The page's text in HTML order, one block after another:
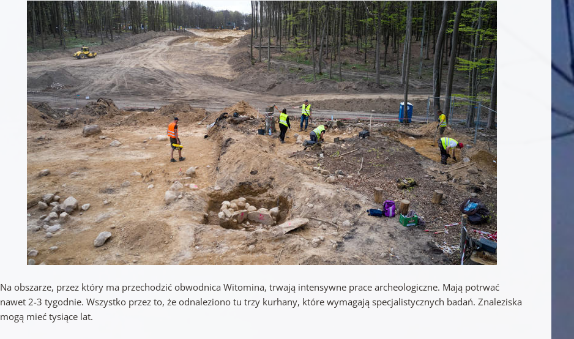
Na obszarze, przez który ma przechodzić obwodnica Witomina, trwają intensywne prace archeologiczne. Mają potrwać
nawet 2-3 tygodnie. Wszystko przez to, że odnaleziono tu trzy kurhany, które wymagają specjalistycznych badań. Znaleziska
mogą mieć tysiące lat.